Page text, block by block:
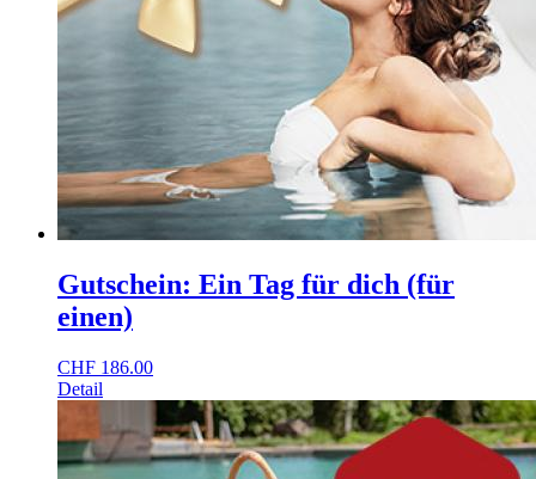
Gutschein: Ein Tag für dich (für
einen)
CHF 186.00
Detail